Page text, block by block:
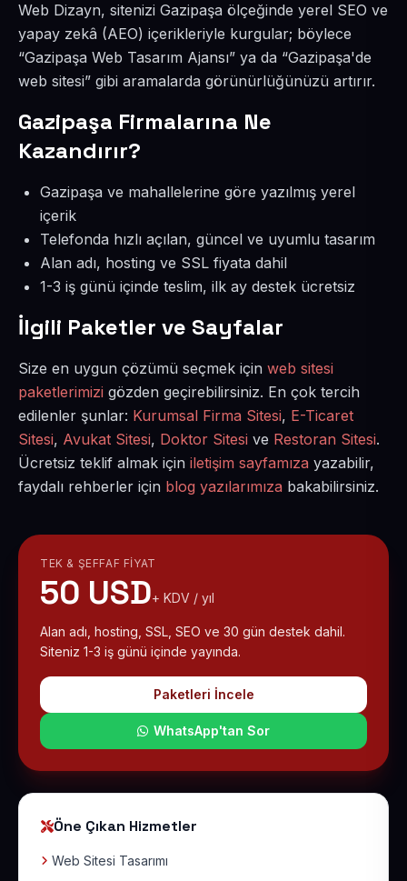
Web Dizayn, sitenizi Gazipaşa ölçeğinde yerel SEO ve
yapay zekâ (AEO) içerikleriyle kurgular; böylece
“Gazipaşa Web Tasarım Ajansı” ya da “Gazipaşa'de
web sitesi” gibi aramalarda görünürlüğünüzü artırır.
Gazipaşa Firmalarına Ne
Kazandırır?
Gazipaşa ve mahallelerine göre yazılmış yerel
içerik
Telefonda hızlı açılan, güncel ve uyumlu tasarım
Alan adı, hosting ve SSL fiyata dahil
1-3 iş günü içinde teslim, ilk ay destek ücretsiz
İlgili Paketler ve Sayfalar
Size en uygun çözümü seçmek için web sitesi
paketlerimizi gözden geçirebilirsiniz. En çok tercih
edilenler şunlar: Kurumsal Firma Sitesi, E-Ticaret
Sitesi, Avukat Sitesi, Doktor Sitesi ve Restoran Sitesi.
Ücretsiz teklif almak için iletişim sayfamıza yazabilir,
faydalı rehberler için blog yazılarımıza bakabilirsiniz.
TEK & ŞEFFAF FIYAT
50 USD+ KDV / yıl
Alan adı, hosting, SSL, SEO ve 30 gün destek dahil.
Siteniz 1-3 iş günü içinde yayında.
Paketleri İncele
WhatsApp'tan Sor
Öne Çıkan Hizmetler
Web Sitesi Tasarımı